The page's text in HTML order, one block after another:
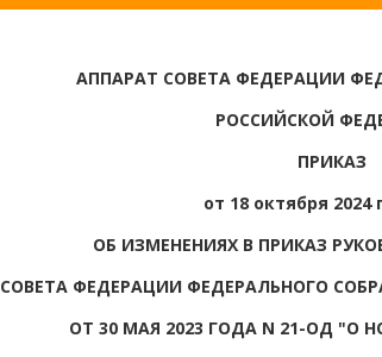
АППАРАТ СОВЕТА ФЕДЕРАЦИИ
РОССИЙСКОЙ
ПРИКАЗ
от 18 октября 2024
ОБ ИЗМЕНЕНИЯХ В ПРИКАЗ
СОВЕТА ФЕДЕРАЦИИ ФЕДЕРАЛЬНОГО
ОТ 30 МАЯ 2023 ГОДА N 21-ОД "О